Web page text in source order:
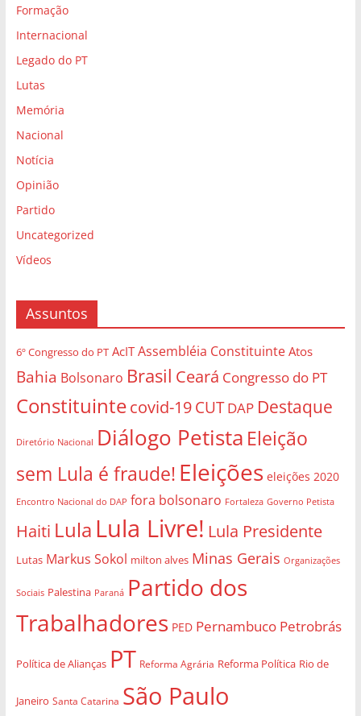
Formação
Internacional
Legado do PT
Lutas
Memória
Nacional
Notícia
Opinião
Partido
Uncategorized
Vídeos
Assuntos
6º Congresso do PT AcIT Assembléia Constituinte Atos
Bahia Bolsonaro Brasil Ceará Congresso do PT
Constituintecovid-19CUT DAP Destaque
Diretório Nacional Diálogo Petista Eleição
sem Lula é fraude! Eleições eleições 2020
Encontro Nacional do DAP fora bolsonaro Fortaleza Governo Petista
Haiti Lula Lula Livre! Lula Presidente
Lutas Markus Sokol milton alves Minas Gerais Organizações
Sociais Palestina Paraná Partido dos
Trabalhadores PED Pernambuco Petrobrás
Política de Alianças PT Reforma Agrária Reforma Política Rio de
Janeiro Santa Catarina São Paulo